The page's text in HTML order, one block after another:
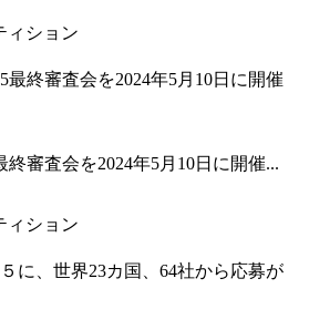
ィション
終審査会を2024年5月10日に開催...
ィション